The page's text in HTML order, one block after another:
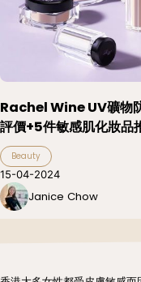
Rachel Wine UV礦物
評價+5件敏感肌化妝品
Beauty
15-04-2024
Janice Chow